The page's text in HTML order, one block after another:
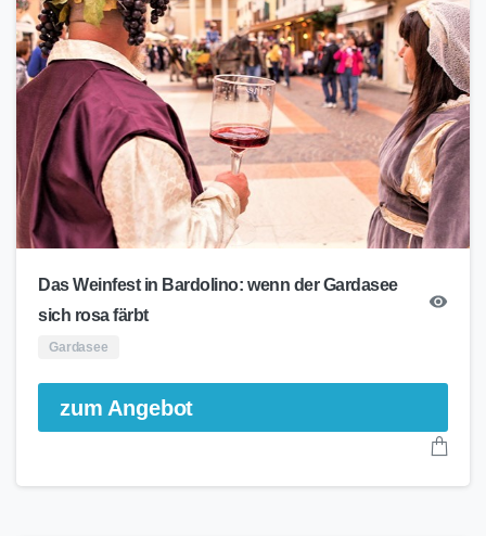
Das Weinfest in Bardolino: wenn der Gardasee
sich rosa färbt
Gardasee
zum Angebot